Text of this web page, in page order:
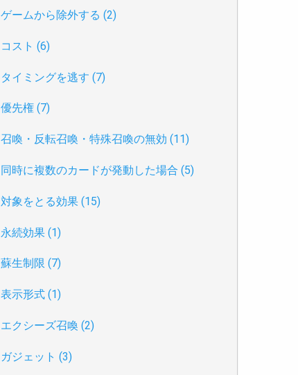
ゲームから除外する (2)
コスト (6)
タイミングを逃す (7)
優先権 (7)
召喚・反転召喚・特殊召喚の無効 (11)
同時に複数のカードが発動した場合 (5)
対象をとる効果 (15)
永続効果 (1)
蘇生制限 (7)
表示形式 (1)
エクシーズ召喚 (2)
ガジェット (3)